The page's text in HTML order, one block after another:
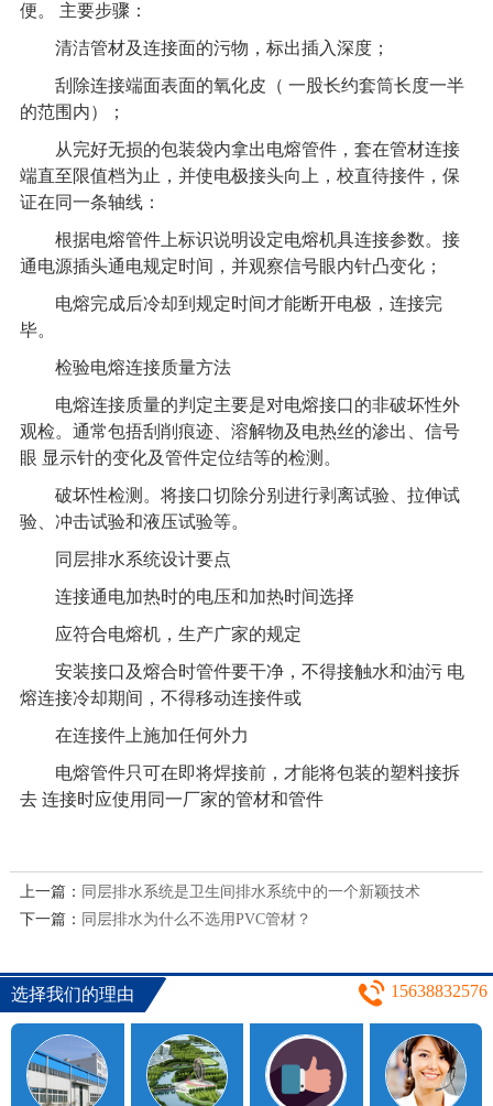
便。
主要步骤：
清洁管材及连接面的污物，标出插入深度；
刮除连接端面表面的氧化皮（ 一股长约套筒长度一半
的范围内）；
从完好无损的包装袋内拿出电熔管件，套在管材连接
端直至限值档为止，并使电极接头向上，校直待接件，保
证在同一条轴线：
根据电熔管件上标识说明设定电熔机具连接参数。接
通电源插头通电规定时间，并观察信号眼内针凸变化；
电熔完成后冷却到规定时间才能断开电极，连接完
毕。
检验电熔连接质量方法
电熔连接质量的判定主要是对电熔接口的非破坏性外
观检。通常包捂刮削痕迹、溶解物及电热丝的渗出、信号
眼 显示针的变化及管件定位结等的检测。
破坏性检测。将接口切除分别进行剥离试验、拉伸试
验、冲击试验和液压试验等。
同层排水系统设计要点
连接通电加热时的电压和加热时间选择
应符合电熔机，生产广家的规定
安装接口及熔合时管件要干净，不得接触水和油污 电
熔连接冷却期间，不得移动连接件或
在连接件上施加任何外力
电熔管件只可在即将焊接前，才能将包装的塑料接拆
去 连接时应使用同一厂家的管材和管件
上一篇： 同层排水系统是卫生间排水系统中的一个新颖技术
下一篇： 同层排水为什么不选用PVC管材？
选择我们的理由 15638832576